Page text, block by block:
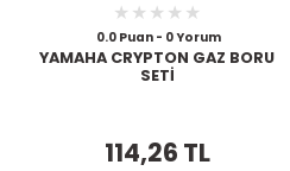
0.0 Puan - 0 Yorum
YAMAHA CRYPTON GAZ BORU
SETİ
114,26 TL